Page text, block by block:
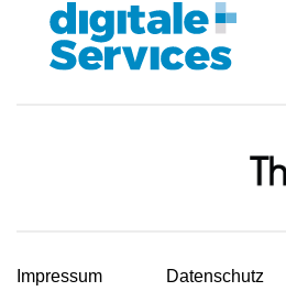
Impressum Datenschutz